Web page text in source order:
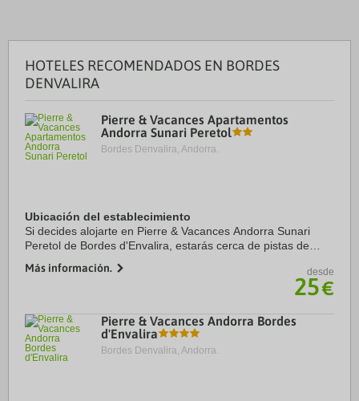
HOTELES RECOMENDADOS EN BORDES
DENVALIRA
Pierre & Vacances Apartamentos
Andorra Sunari Peretol
Bordes Denvalira, Andorra.
Ubicación del establecimiento
Si decides alojarte en Pierre & Vacances Andorra Sunari
Peretol de Bordes d'Envalira, estarás cerca de pistas de
Grandvalira y Bosc. Además, este ...
Más información. desde
25€
Pierre & Vacances Andorra Bordes
d'Envalira
Bordes Denvalira, Andorra.